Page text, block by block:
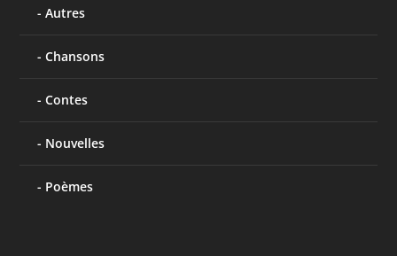
Autres
Chansons
Contes
Nouvelles
Poèmes